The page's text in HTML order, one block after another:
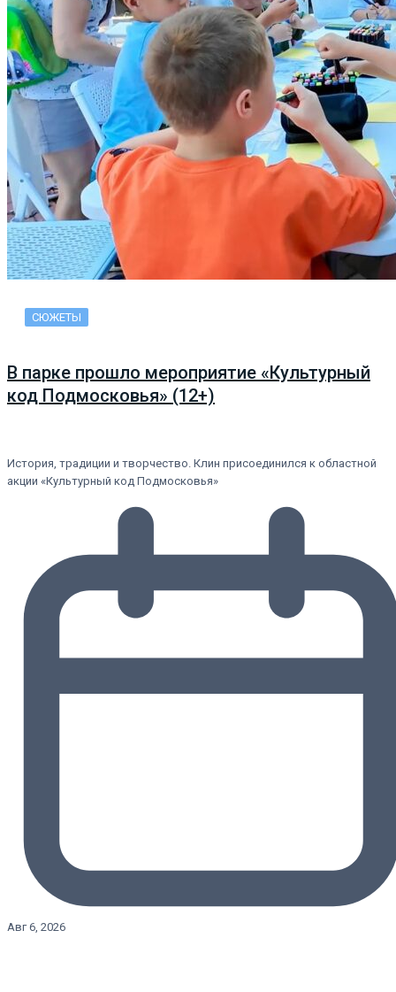
СЮЖЕТЫ
В парке прошло мероприятие «Культурный
код Подмосковья» (12+)
История, традиции и творчество. Клин присоединился к областной
акции «Культурный код Подмосковья»
Авг 6, 2026